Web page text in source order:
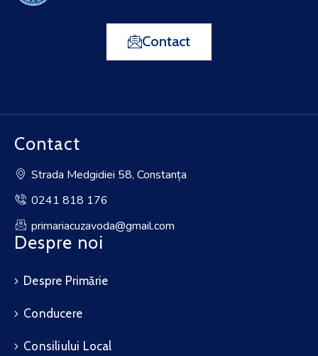
Contact
Contact
Strada Medgidiei 58, Constanța
0241 818 176
primariacuzavoda@gmail.com
Despre noi
Despre Primărie
Conducere
Consiliului Local